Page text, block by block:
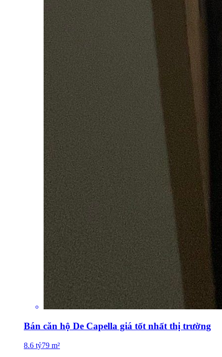
Bán căn hộ De Capella giá tốt nhất thị trường
8.6 tỷ79 m²